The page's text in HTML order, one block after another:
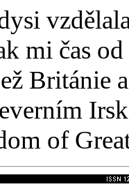
mi čas
Británie
of